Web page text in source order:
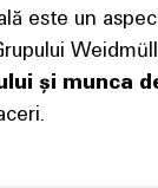
este un
și munca